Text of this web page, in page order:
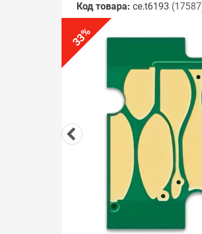
Код товара: ce.t6193
33
%